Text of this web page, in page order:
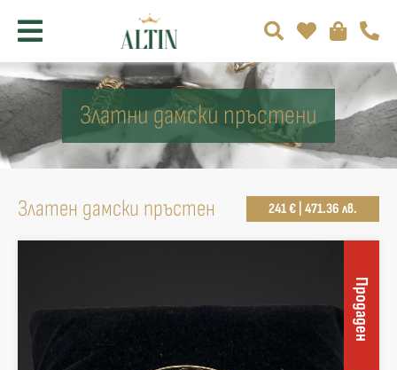
Златни дамски пръстени
Златен дамски пръстен 241 € | 471.36 лв.
Продаден